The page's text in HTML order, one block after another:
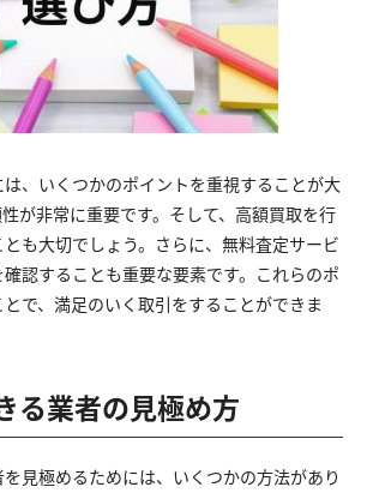
、いくつかのポイントを重視することが大
が非常に重要です。そして、高額買取を行
も大切でしょう。さらに、無料査定サービ
認することも重要な要素です。これらのポ
で、満足のいく取引をすることができま
る業者の見極め方
見極めるためには、いくつかの方法があり